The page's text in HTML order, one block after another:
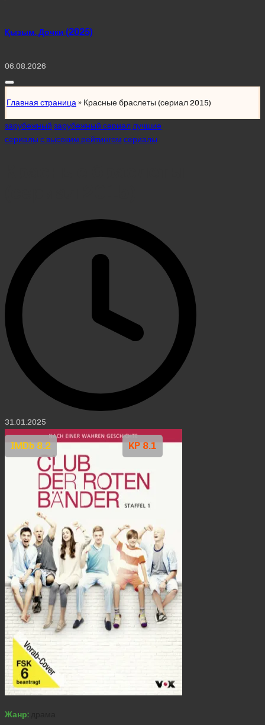
Қызым. Дочки (2025)
06.08.2026
Главная страница » Красные браслеты (сериал 2015)
Posted
in
зарубежный зарубежный сериал лучшие
сериалы с высоким рейтингом сериалы
31.01.2025
KP 8.1
IMDb 8.2
Жанр: